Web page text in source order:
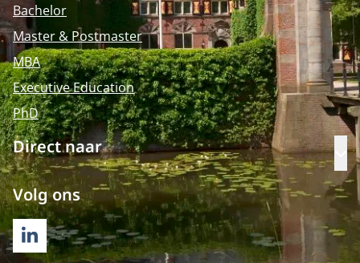
Bachelor
Master & Postmaster
MBA
Executive Education
PhD
Direct naar
Volg ons
LINKEDIN